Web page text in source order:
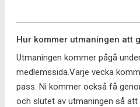
Hur kommer utmaningen att
Utmaningen kommer pågå
medlemssida.Varje vecka
pass. Ni kommer också få
och slutet av utmaningen så att